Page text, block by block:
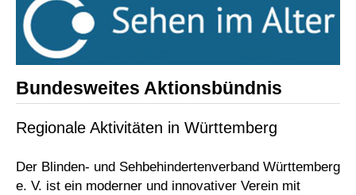
Bundesweites Aktionsbündnis
Regionale Aktivitäten in Württemberg
Der Blinden- und Sehbehindertenverband Württemberg
e. V. ist ein moderner und innovativer Verein mit